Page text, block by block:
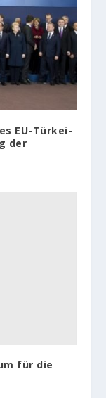
EU-Türkei-
der
für die